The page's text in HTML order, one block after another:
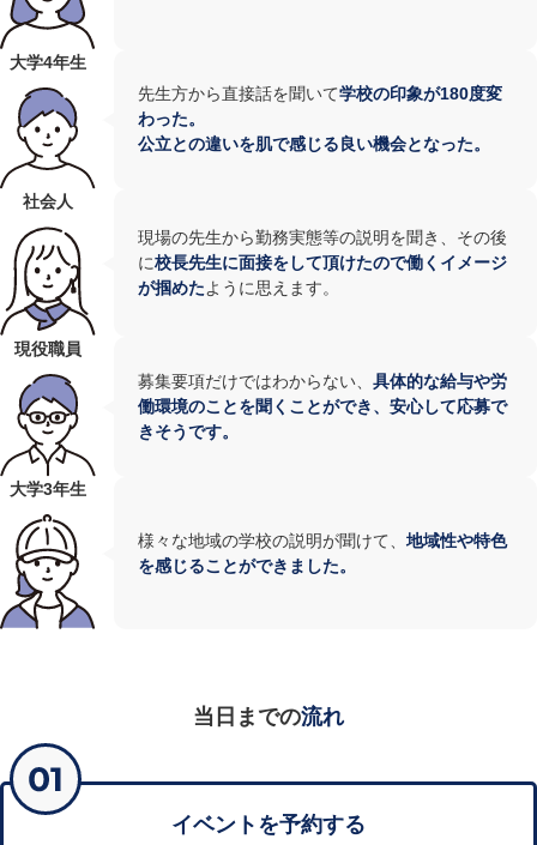
大学4年生
先生方から直接話を聞いて学校の印象が180度変
わった。
公立との違いを肌で感じる良い機会となった。
社会人
現場の先生から勤務実態等の説明を聞き、その後
に校長先生に面接をして頂けたので働くイメージ
が掴めたように思えます。
現役職員
募集要項だけではわからない、 具体的な給与や労
働環境のことを聞くことができ、安心して応募で
きそうです。
大学3年生
様々な地域の学校の説明が聞けて、 地域性や特色
を感じることができました。
当日までの流れ
イベントを予約する